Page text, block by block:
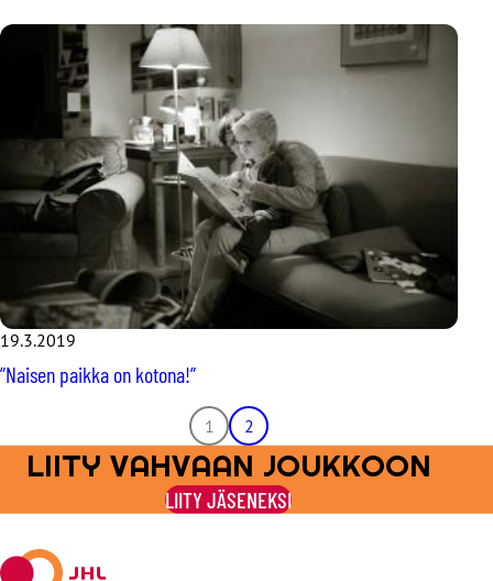
19.3.2019
”Naisen paikka on kotona!”
1 2
LIITY VAHVAAN JOUKKOON
LIITY JÄSENEKSI